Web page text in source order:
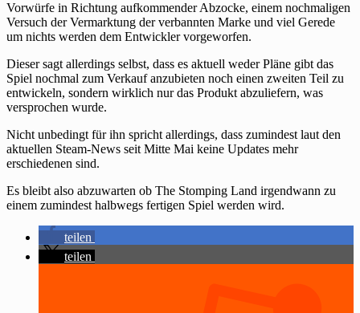
Vorwürfe in Richtung aufkommender Abzocke, einem nochmaligen
Versuch der Vermarktung der verbannten Marke und viel Gerede
um nichts werden dem Entwickler vorgeworfen.
Dieser sagt allerdings selbst, dass es aktuell weder Pläne gibt das
Spiel nochmal zum Verkauf anzubieten noch einen zweiten Teil zu
entwickeln, sondern wirklich nur das Produkt abzuliefern, was
versprochen wurde.
Nicht unbedingt für ihn spricht allerdings, dass zumindest laut den
aktuellen Steam-News seit Mitte Mai keine Updates mehr
erschiedenen sind.
Es bleibt also abzuwarten ob The Stomping Land irgendwann zu
einem zumindest halbwegs fertigen Spiel werden wird.
teilen
teilen